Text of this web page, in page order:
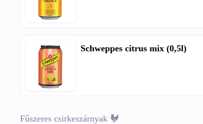
Schweppes citrus mix (0,5l)
Fűszeres csirkeszárnyak 🐓